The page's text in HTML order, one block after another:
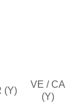
(Y)
VE / CA
(Y)